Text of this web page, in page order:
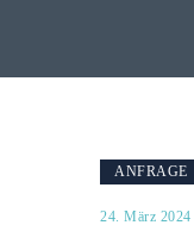
ANFRAGE
24. März 2024